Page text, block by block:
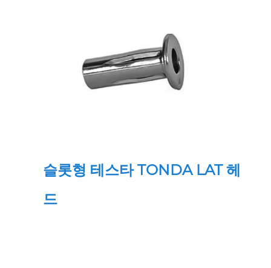
슬롯형 테스타 TONDA LAT 헤
드